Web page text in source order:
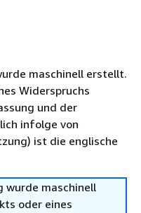
maschinell erstellt.
Widerspruchs
und der
infolge von
ist die englische
wurde maschinell
oder eines